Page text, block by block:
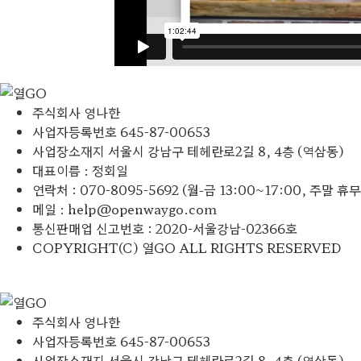
주식회사 영나한
사업자등록번호 645-87-00653
사업장소재지 서울시 강남구 테헤란로2길 8, 4층 (역삼동)​
대표이름 : 정회일
연락처 : 070-8095-5692 (월-금 13:00~17:00, 주말 휴
메일 : help@openwaygo.com
통신판매업 신고번호 : 2020-서울강남-02366호
COPYRIGHT(C) 열GO ALL RIGHTS RESERVED​
주식회사 영나한
사업자등록번호 645-87-00653